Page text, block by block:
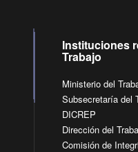
Instituciones
Trabajo
Ministerio del
Subsecretaría del
DICREP
Dirección del
Comisión de